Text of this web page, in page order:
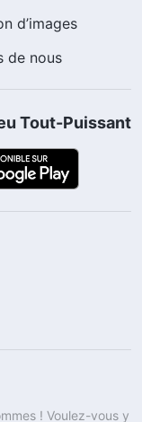
d’images
de nous
Tout-Puissant
! Voulez-vous y